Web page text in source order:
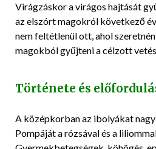
Virágzáskor a virágos hajtását
az elszórt magokról következő
nem feltétlenül ott, ahol
magokból gyűjteni a célzott
Története és
A középkorban az ibolyákat
Pompáját a rózsával és a